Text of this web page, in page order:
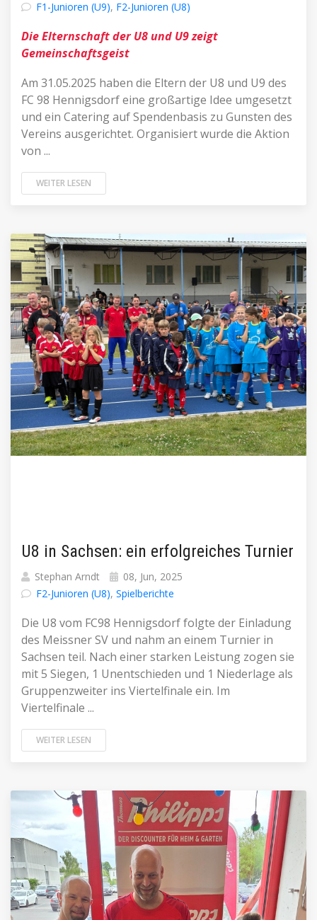
F1-Junioren (U9), F2-Junioren (U8)
Die Elternschaft der U8 und U9 zeigt
Gemeinschaftsgeist
Am 31.05.2025 haben die Eltern der U8 und U9 des
FC 98 Hennigsdorf eine großartige Idee umgesetzt
und ein Catering auf Spendenbasis zu Gunsten des
Vereins ausgerichtet. Organisiert wurde die Aktion
von ...
WEITER LESEN
U8 in Sachsen: ein erfolgreiches Turnier
Stephan Arndt
08, Jun, 2025
F2-Junioren (U8), Spielberichte
Die U8 vom FC98 Hennigsdorf folgte der Einladung
des Meissner SV und nahm an einem Turnier in
Sachsen teil. Nach einer starken Leistung zogen sie
mit 5 Siegen, 1 Unentschieden und 1 Niederlage als
Gruppenzweiter ins Viertelfinale ein. Im
Viertelfinale ...
WEITER LESEN